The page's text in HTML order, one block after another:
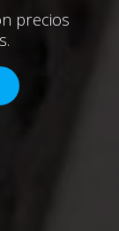
precios